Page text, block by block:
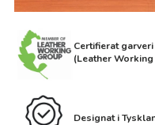
Certifierat
(Leather
Designat i